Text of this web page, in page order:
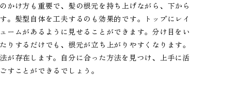
かけ方も重要で、髪の根元を持ち上げながら、下から
。髪型自体を工夫するのも効果的です。トップにレイ
ームがあるように見せることができます。分け目をい
するだけでも、根元が立ち上がりやすくなります。
が存在します。自分に合った方法を見つけ、上手に活
すことができるでしょう。